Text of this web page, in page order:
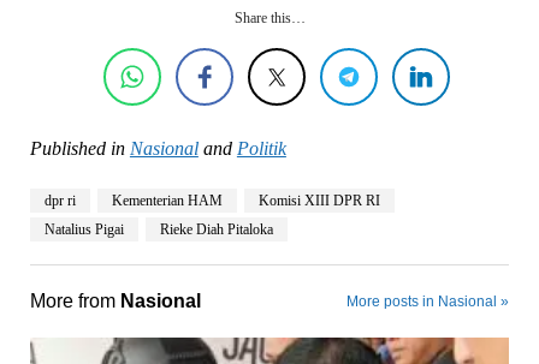
Share this…
Published in Nasionaland Politik
dpr ri Kementerian HAM
Komisi XIII DPR RI
Natalius Pigai
Rieke Diah Pitaloka
More from Nasional More posts in Nasional »